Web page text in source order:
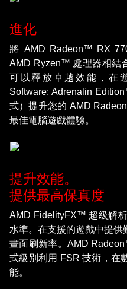
進化
將 AMD Radeon™ RX
AMD Ryzen™ 處理器相結
可以釋放卓越效能，在
Software: Adrenalin
式）提升您的 AMD
最佳電腦遊戲體驗。
提升效能。
提供最高保真度
AMD FidelityFX™ 超級解
水準。在支援的遊戲中提供
畫面刷新率。AMD
式級別利用 FSR 技術，在
能。